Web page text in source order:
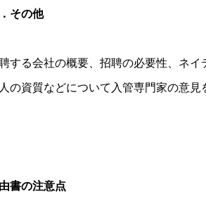
その他
する会社の概要、招聘の必要性、ネ
の資質などについて入管専門家の意見
書の注意点